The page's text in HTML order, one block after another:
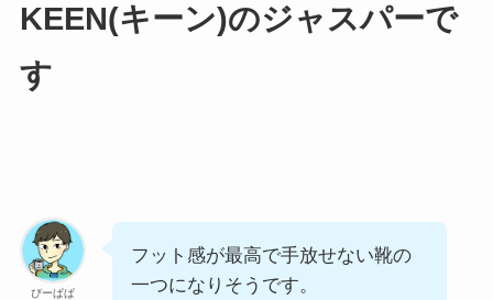
KEEN(キーン)のジャスパーで
す
ぴーぱぱ
フット感が最高で手放せない靴の
一つになりそうです。